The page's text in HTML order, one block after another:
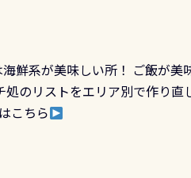
スを修了されたら、ぜひ参加
イブセンター／リゾートが
出来るので、付き添いの方と
さい！ 写真撮影の練習や、4
ら
鮮系が美味しい所！ ご飯が
のリストをエリア別で作り
こちら